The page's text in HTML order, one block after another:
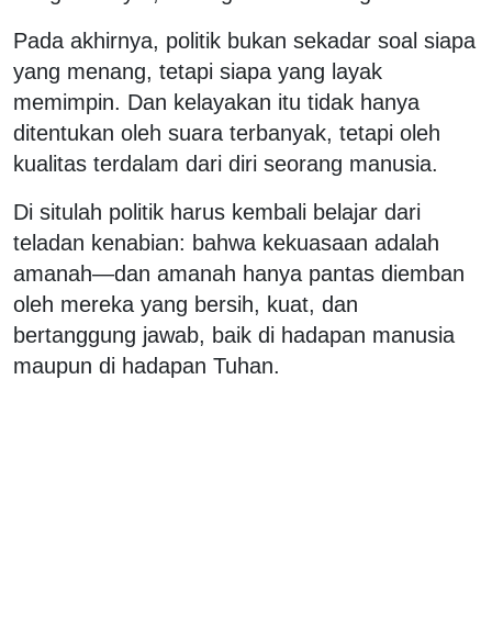
Pada akhirnya, politik bukan sekadar soal siapa
yang menang, tetapi siapa yang layak
memimpin. Dan kelayakan itu tidak hanya
ditentukan oleh suara terbanyak, tetapi oleh
kualitas terdalam dari diri seorang manusia.
Di situlah politik harus kembali belajar dari
teladan kenabian: bahwa kekuasaan adalah
amanah—dan amanah hanya pantas diemban
oleh mereka yang bersih, kuat, dan
bertanggung jawab, baik di hadapan manusia
maupun di hadapan Tuhan.